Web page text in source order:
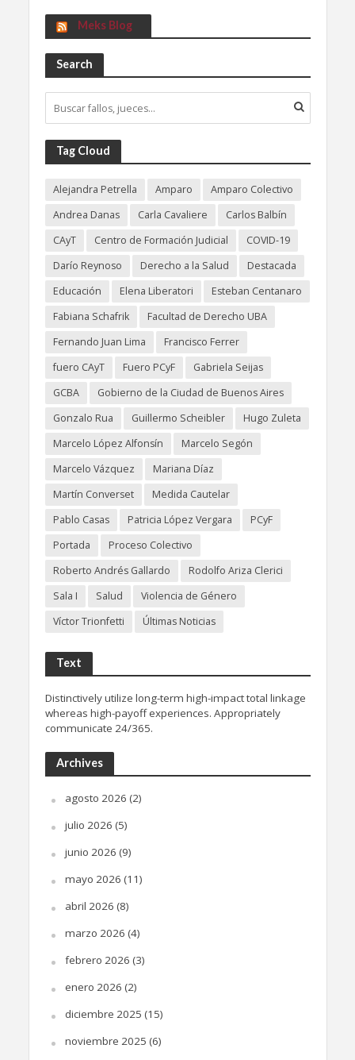
Meks Blog
Search
Tag Cloud
Alejandra Petrella Amparo
Amparo Colectivo
Andrea Danas
Carla Cavaliere
Carlos Balbín
CAyT
Centro de Formación Judicial
COVID-19
Darío Reynoso
Derecho a la Salud
Destacada
Educación
Elena Liberatori
Esteban Centanaro
Fabiana Schafrik
Facultad de Derecho UBA
Fernando Juan Lima
Francisco Ferrer
fuero CAyT
Fuero PCyF
Gabriela Seijas
GCBA
Gobierno de la Ciudad de Buenos Aires
Gonzalo Rua
Guillermo Scheibler
Hugo Zuleta
Marcelo López Alfonsín
Marcelo Segón
Marcelo Vázquez
Mariana Díaz
Martín Converset
Medida Cautelar
Pablo Casas
Patricia López Vergara
PCyF
Portada
Proceso Colectivo
Roberto Andrés Gallardo
Rodolfo Ariza Clerici
Sala I
Salud
Violencia de Género
Víctor Trionfetti
Últimas Noticias
Text
Distinctively utilize long-term high-impact total linkage
whereas high-payoff experiences. Appropriately
communicate 24/365.
Archives
agosto 2026 (2)
julio 2026 (5)
junio 2026 (9)
mayo 2026 (11)
abril 2026 (8)
marzo 2026 (4)
febrero 2026 (3)
enero 2026 (2)
diciembre 2025 (15)
noviembre 2025 (6)